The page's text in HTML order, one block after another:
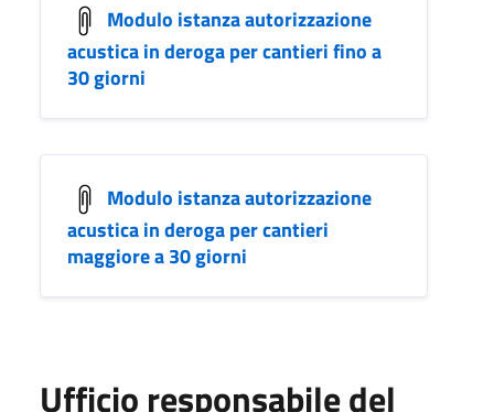
Modulo istanza autorizzazione
acustica in deroga per cantieri fino a
30 giorni
Modulo istanza autorizzazione
acustica in deroga per cantieri
maggiore a 30 giorni
Ufficio responsabile del